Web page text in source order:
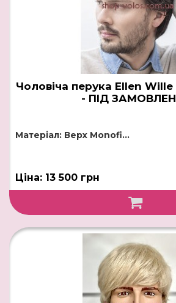
Чоловіча перука Ellen
- ПІД
Матеріал: Верх Monofi...
Ціна: 13 500 грн